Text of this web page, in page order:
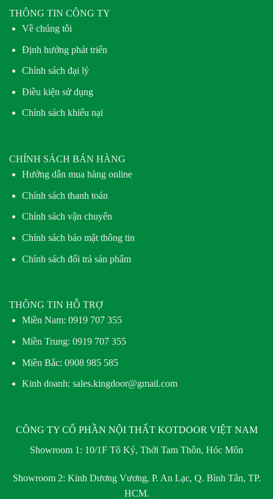
THÔNG TIN CÔNG TY
Về chúng tôi
Định hướng phát triển
Chính sách đại lý
Điều kiện sử dụng
Chính sách khiếu nại
CHÍNH SÁCH BÁN HÀNG
Hướng dẫn mua hàng online
Chính sách thanh toán
Chính sách vận chuyển
Chính sách bảo mật thông tin
Chính sách đổi trả sản phẩm
THÔNG TIN HỖ TRỢ
Miền Nam: 0919 707 355
Miền Trung: 0919 707 355
Miền Bắc: 0908 985 585
Kinh doanh: sales.kingdoor@gmail.com
CÔNG TY CỔ PHẦN NỘI THẤT KOTDOOR VIỆT NAM
Showroom 1: 10/1F Tô Ký, Thới Tam Thôn, Hóc Môn
Showroom 2: Kinh Dương Vương, P. An Lạc, Q. Bình Tân, TP.
HCM.